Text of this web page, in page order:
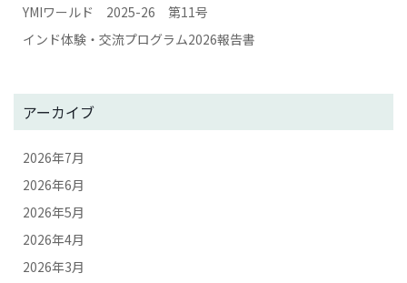
YMIワールド 2025-26 第11号
インド体験・交流プログラム2026報告書
アーカイブ
2026年7月
2026年6月
2026年5月
2026年4月
2026年3月